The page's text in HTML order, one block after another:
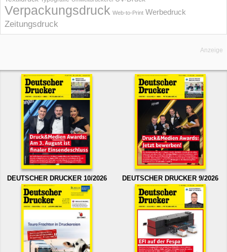
Verpackungsdruck Web-to-Print Werbedruck
Zeitungsdruck
Anzeige
DEUTSCHER DRUCKER 10/2026 DEUTSCHER DRUCKER 9/2026